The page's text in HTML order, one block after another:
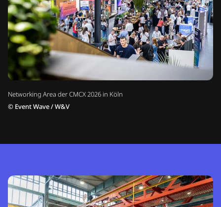
Networking Area der CMCX 2026 in Köln
© Event Wave / W&V